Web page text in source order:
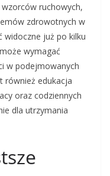
wzorców ruchowych,
zdrowotnych w
widoczne już po kilku
wymagać
w podejmowanych
również edukacja
oraz codziennych
dla utrzymania